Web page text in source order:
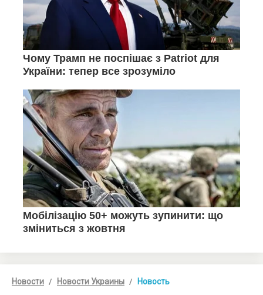
Новости Новости Украины Новость